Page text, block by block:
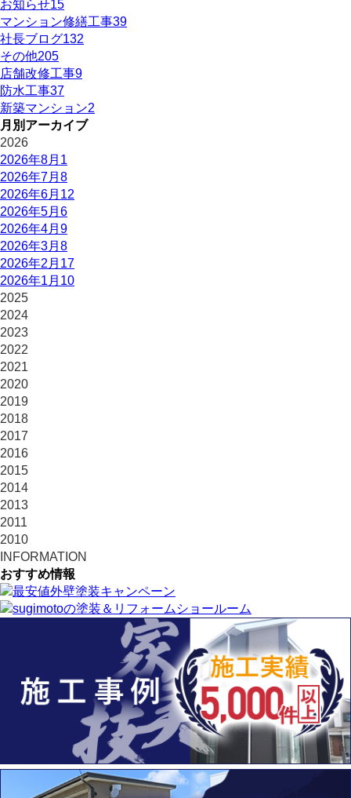
お知らせ15
マンション修繕工事39
社長ブログ132
その他205
店舗改修工事9
防水工事37
新築マンション2
月別アーカイブ
2026
2026年8月 1
2026年7月 8
2026年6月 12
2026年5月 6
2026年4月 9
2026年3月 8
2026年2月 17
2026年1月 10
2025
2024
2023
2022
2021
2020
2019
2018
2017
2016
2015
2014
2013
2011
2010
INFORMATION
おすすめ情報